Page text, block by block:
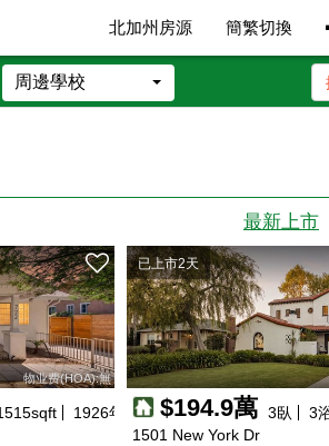
北加州房源 簡繁切換
周邊學校
最新上市
物业费(HOA):無
sqft 1926年建
已上市2天
$194.9萬 3臥 3
1501 New York Dr